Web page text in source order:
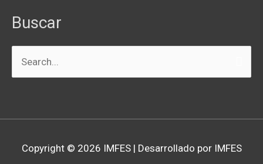
Buscar
Buscar
por:
Copyright © 2026 IMFES| Desarrollado por IMFES